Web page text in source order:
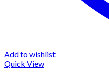
Add to wishlist
Quick View